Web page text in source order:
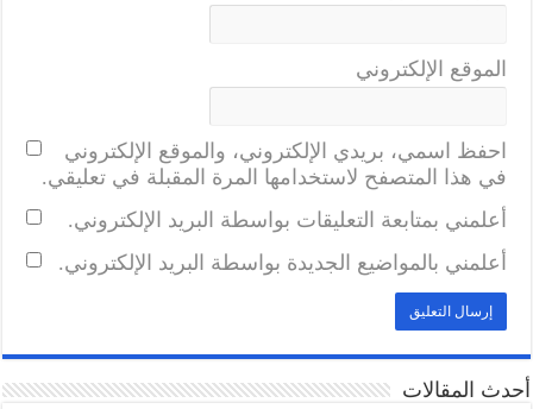
الموقع الإلكتروني
احفظ اسمي، بريدي الإلكتروني، والموقع الإلكتروني
في هذا المتصفح لاستخدامها المرة المقبلة في تعليقي.
أعلمني بمتابعة التعليقات بواسطة البريد الإلكتروني.
أعلمني بالمواضيع الجديدة بواسطة البريد الإلكتروني.
أحدث المقالات